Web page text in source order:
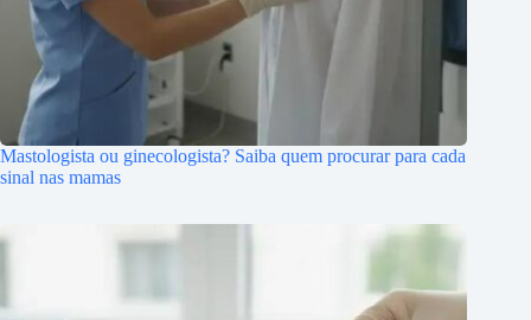
Mastologista ou ginecologista? Saiba quem procurar para cada
sinal nas mamas